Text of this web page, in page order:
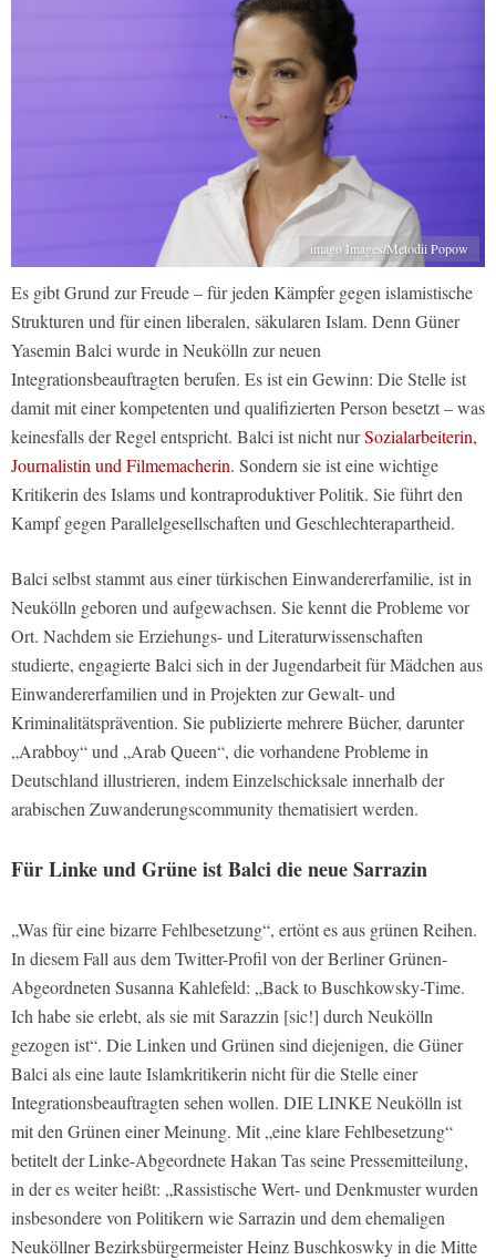
imago Images/Metodii Popow
Es gibt Grund zur Freude – für jeden Kämpfer gegen islamistische
Strukturen und für einen liberalen, säkularen Islam. Denn Güner
Yasemin Balci wurde in Neukölln zur neuen
Integrationsbeauftragten berufen. Es ist ein Gewinn: Die Stelle ist
damit mit einer kompetenten und qualifizierten Person besetzt – was
keinesfalls der Regel entspricht. Balci ist nicht nurSozialarbeiterin,
Journalistin und Filmemacherin. Sondern sie ist eine wichtige
Kritikerin des Islams und kontraproduktiver Politik. Sie führt den
Kampf gegen Parallelgesellschaften und Geschlechterapartheid.
Balci selbst stammt aus einer türkischen Einwandererfamilie, ist in
Neukölln geboren und aufgewachsen. Sie kennt die Probleme vor
Ort. Nachdem sie Erziehungs- und Literaturwissenschaften
studierte, engagierte Balci sich in der Jugendarbeit für Mädchen aus
Einwandererfamilien und in Projekten zur Gewalt- und
Kriminalitätsprävention. Sie publizierte mehrere Bücher, darunter
„Arabboy“ und „Arab Queen“, die vorhandene Probleme in
Deutschland illustrieren, indem Einzelschicksale innerhalb der
arabischen Zuwanderungscommunity thematisiert werden.
Für Linke und Grüne ist Balci die neue Sarrazin
„Was für eine bizarre Fehlbesetzung“, ertönt es aus grünen Reihen.
In diesem Fall aus dem Twitter-Profil von der Berliner Grünen-
Abgeordneten Susanna Kahlefeld: „Back to Buschkowsky-Time.
Ich habe sie erlebt, als sie mit Sarazzin [sic!] durch Neukölln
gezogen ist“. Die Linken und Grünen sind diejenigen, die Güner
Balci als eine laute Islamkritikerin nicht für die Stelle einer
Integrationsbeauftragten sehen wollen. DIE LINKE Neukölln ist
mit den Grünen einer Meinung. Mit „eine klare Fehlbesetzung“
betitelt der Linke-Abgeordnete Hakan Tas seine Pressemitteilung,
in der es weiter heißt: „Rassistische Wert- und Denkmuster wurden
insbesondere von Politikern wie Sarrazin und dem ehemaligen
Neuköllner Bezirksbürgermeister Heinz Buschkoswky in die Mitte